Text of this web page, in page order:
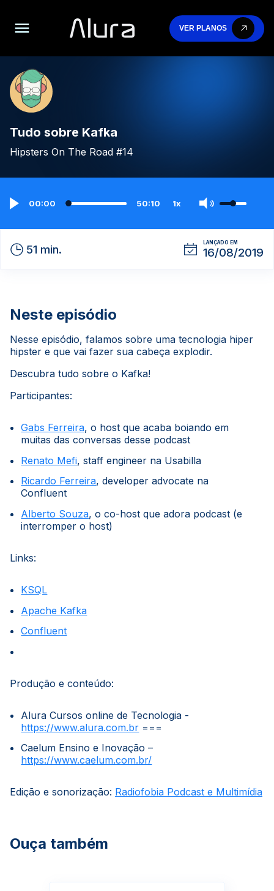
VER PLANOS
Tudo sobre Kafka
Hipsters On The Road #14
00:00 50:10 1x
51 min. LANÇADO EM
16/08/2019
Neste episódio
Nesse episódio, falamos sobre uma tecnologia hiper
hipster e que vai fazer sua cabeça explodir.
Descubra tudo sobre o Kafka!
Participantes:
Gabs Ferreira, o host que acaba boiando em
muitas das conversas desse podcast
Renato Mefi, staff engineer na Usabilla
Ricardo Ferreira, developer advocate na
Confluent
Alberto Souza, o co-host que adora podcast (e
interromper o host)
Links:
KSQL
Apache Kafka
Confluent
Produção e conteúdo:
Alura Cursos online de Tecnologia -
https://www.alura.com.br ===
Caelum Ensino e Inovação –
https://www.caelum.com.br/
Edição e sonorização: Radiofobia Podcast e Multimídia
Ouça também